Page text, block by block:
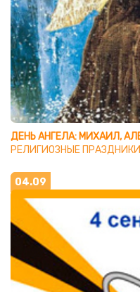
РЕЛИГИОЗНЫЕ ПРАЗДНИКИ
04.09